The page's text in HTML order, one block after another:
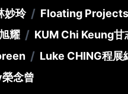
妙玲 / Floating
耀 / KUM Chi Keung甘
/ Luke CHING程展
榮念曾